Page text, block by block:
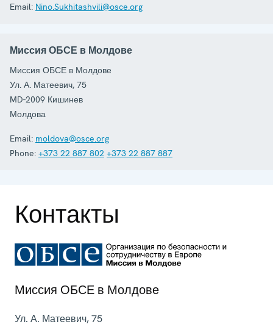
Email: Nino.Sukhitashvili@osce.org
Миссия ОБСЕ в Молдове
Миссия ОБСЕ в Молдове
Ул. А. Матеевич, 75
MD-2009 Кишинев
Молдова
Email: moldova@osce.org
Phone: +373 22 887 802 +373 22 887 887
Контакты
Миссия ОБСЕ в Молдове
Ул. А. Матеевич, 75